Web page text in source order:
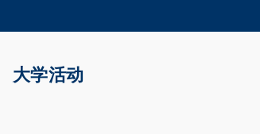
科大新闻
大学活动